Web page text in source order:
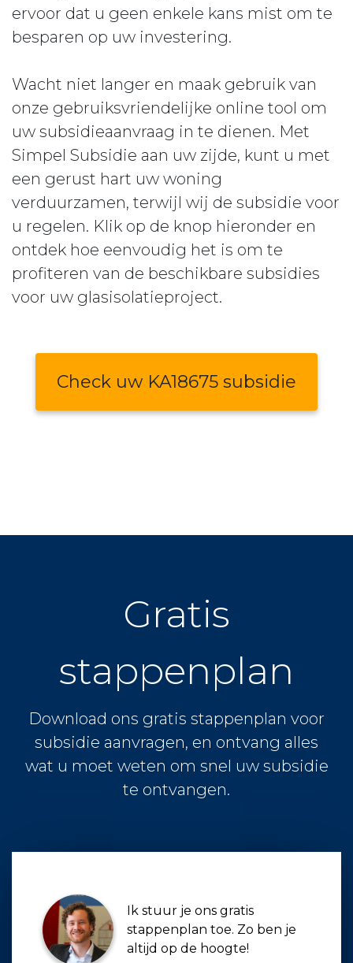
ervoor dat u geen enkele kans mist om te
besparen op uw investering.
Wacht niet langer en maak gebruik van
onze gebruiksvriendelijke online tool om
uw subsidieaanvraag in te dienen. Met
Simpel Subsidie aan uw zijde, kunt u met
een gerust hart uw woning
verduurzamen, terwijl wij de subsidie voor
u regelen. Klik op de knop hieronder en
ontdek hoe eenvoudig het is om te
profiteren van de beschikbare subsidies
voor uw glasisolatieproject.
Check uw KA18675 subsidie
Gratis
stappenplan
Download ons gratis stappenplan voor
subsidie aanvragen, en ontvang alles
wat u moet weten om snel uw subsidie
te ontvangen.
Ik stuur je ons gratis
stappenplan toe. Zo ben je
altijd op de hoogte!